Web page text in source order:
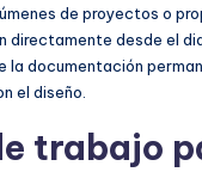
de proyectos o
directamente desde el
la documentación
el diseño.
trabajo